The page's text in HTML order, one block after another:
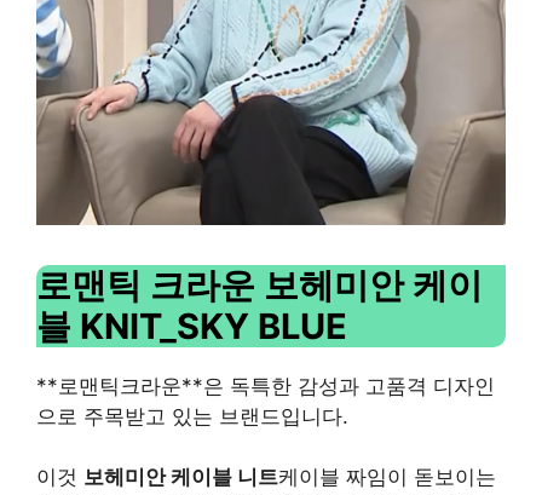
로맨틱 크라운 보헤미안 케이
블 KNIT_SKY BLUE
**로맨틱크라운**은 독특한 감성과 고품격 디자인
으로 주목받고 있는 브랜드입니다.
이것 보헤미안 케이블 니트케이블 짜임이 돋보이는